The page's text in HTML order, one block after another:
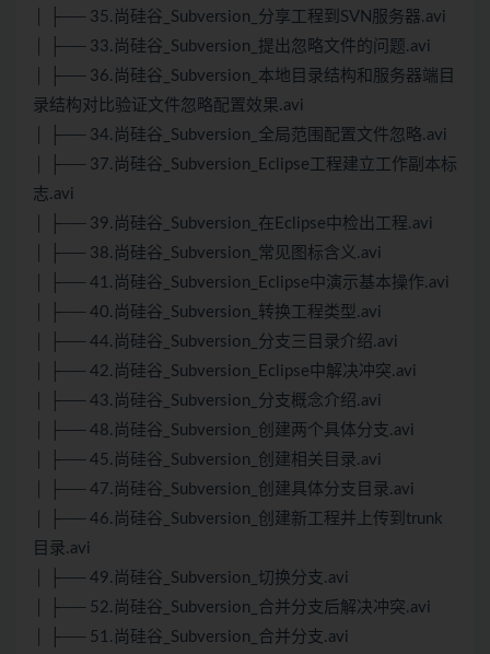
│ ├── 35.尚硅谷_Subversion_分享工程到SVN服务器.avi
│ ├── 33.尚硅谷_Subversion_提出忽略文件的问题.avi
│ ├── 36.尚硅谷_Subversion_本地目录结构和服务器端目
录结构对比验证文件忽略配置效果.avi
│ ├── 34.尚硅谷_Subversion_全局范围配置文件忽略.avi
│ ├── 37.尚硅谷_Subversion_Eclipse工程建立工作副本标
志.avi
│ ├── 39.尚硅谷_Subversion_在Eclipse中检出工程.avi
│ ├── 38.尚硅谷_Subversion_常见图标含义.avi
│ ├── 41.尚硅谷_Subversion_Eclipse中演示基本操作.avi
│ ├── 40.尚硅谷_Subversion_转换工程类型.avi
│ ├── 44.尚硅谷_Subversion_分支三目录介绍.avi
│ ├── 42.尚硅谷_Subversion_Eclipse中解决冲突.avi
│ ├── 43.尚硅谷_Subversion_分支概念介绍.avi
│ ├── 48.尚硅谷_Subversion_创建两个具体分支.avi
│ ├── 45.尚硅谷_Subversion_创建相关目录.avi
│ ├── 47.尚硅谷_Subversion_创建具体分支目录.avi
│ ├── 46.尚硅谷_Subversion_创建新工程并上传到trunk
目录.avi
│ ├── 49.尚硅谷_Subversion_切换分支.avi
│ ├── 52.尚硅谷_Subversion_合并分支后解决冲突.avi
│ ├── 51.尚硅谷_Subversion_合并分支.avi